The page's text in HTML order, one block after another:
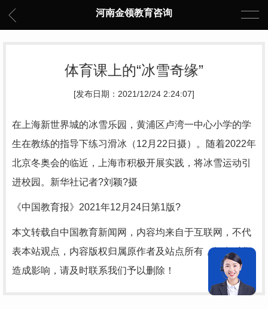
河南金领教育咨询
体育课上的“冰雪奇缘”
[发布日期：2021/12/24 2:24:07]
在上海新世界城的冰雪乐园，黄浦区卢湾一中心小学的学
生在教练的指导下练习滑冰（12月22日摄）。随着2022年
北京冬奥会的临近，上海市积极开展实践，将冰雪运动引
进校园。新华社记者?刘颖?摄
《中国教育报》2021年12月24日第1版?
本文转载自中国教育新闻网，内容均来自于互联网，不代
表本站观点，内容版权归属原作者及站点所有，如有对您
造成影响，请及时联系我们予以删除！